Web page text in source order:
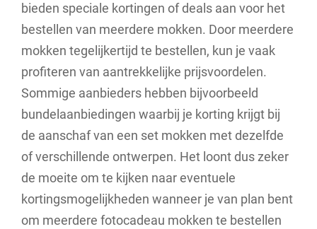
bieden speciale kortingen of deals aan voor het
bestellen van meerdere mokken. Door meerdere
mokken tegelijkertijd te bestellen, kun je vaak
profiteren van aantrekkelijke prijsvoordelen.
Sommige aanbieders hebben bijvoorbeeld
bundelaanbiedingen waarbij je korting krijgt bij
de aanschaf van een set mokken met dezelfde
of verschillende ontwerpen. Het loont dus zeker
de moeite om te kijken naar eventuele
kortingsmogelijkheden wanneer je van plan bent
om meerdere fotocadeau mokken te bestellen